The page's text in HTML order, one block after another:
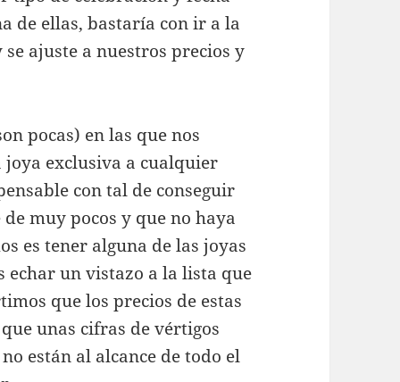
de ellas, bastaría con ir a la
ajuste a nuestros precios y
pocas) en las que nos
exclusiva a cualquier
con tal de conseguir
muy pocos y que no haya
es tener alguna de las joyas
echar un vistazo a la lista que
que los precios de estas
unas cifras de vértigos
están al alcance de todo el